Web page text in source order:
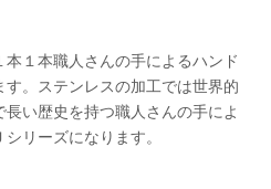
１本職人さんの手によるハンド
。ステンレスの加工では世界的
い歴史を持つ職人さんの手によ
リーズになります。